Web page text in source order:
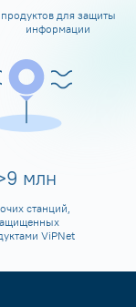
продуктов для защиты
информации
10 млн
станций,
ViPNet